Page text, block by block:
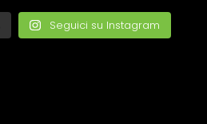
Seguici su Instagram